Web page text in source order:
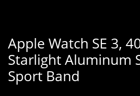
Apple Watch SE 3,
Starlight Aluminum
Sport Band